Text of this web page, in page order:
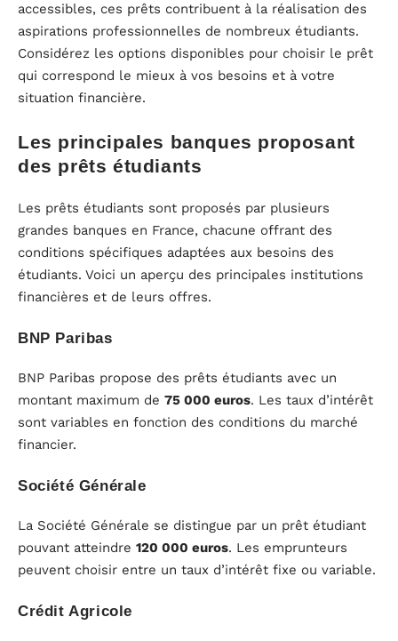
accessibles, ces prêts contribuent à la réalisation des
aspirations professionnelles de nombreux étudiants.
Considérez les options disponibles pour choisir le prêt
qui correspond le mieux à vos besoins et à votre
situation financière.
Les principales banques proposant
des prêts étudiants
Les prêts étudiants sont proposés par plusieurs
grandes banques en France, chacune offrant des
conditions spécifiques adaptées aux besoins des
étudiants. Voici un aperçu des principales institutions
financières et de leurs offres.
BNP Paribas
BNP Paribas propose des prêts étudiants avec un
montant maximum de 75 000 euros. Les taux d’intérêt
sont variables en fonction des conditions du marché
financier.
Société Générale
La Société Générale se distingue par un prêt étudiant
pouvant atteindre 120 000 euros. Les emprunteurs
peuvent choisir entre un taux d’intérêt fixe ou variable.
Crédit Agricole